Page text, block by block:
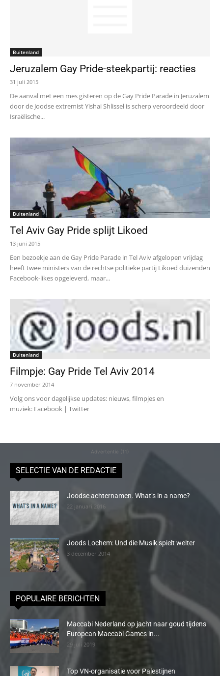
Buitenland
Jeruzalem Gay Pride-steekpartij: reacties
31 juli 2015
De aanval met een mes gisteren op de Gay Pride Parade in Jeruzalem
door de Joodse extremist Yishai Shlissel is scherp veroordeeld door
Israëlische...
Buitenland
Tel Aviv Gay Pride splijt Likoed
13 juni 2015
Een bezoekje aan de Gay Pride Parade in Tel Aviv afgelopen vrijdag
heeft twee ministers van de rechtse politieke partij Likoed duizenden
Facebook-likes opgeleverd, maar...
Buitenland
Filmpje: Gay Pride Tel Aviv 2014
7 november 2014
Volg ons voor dagelijkse updates: nieuws, filmpjes en
muziek: Facebook | Twitter
Advertentie (11)
SELECTIE VAN DE REDACTIE
Joodse achternamen. What’s in a name?
22 januari 2016
Joods Lochem: Und die Musik spielt weiter
3 december 2014
POPULAIRE BERICHTEN
Maccabi Nederland op jacht naar goud tijdens
European Maccabi Games in...
29 juli 2019
Top VN-organisatie voor Palestijnen